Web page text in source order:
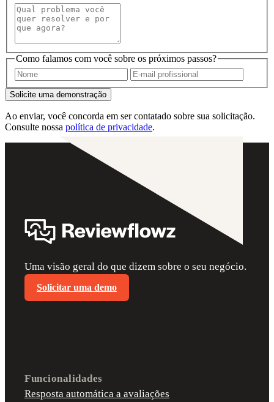
Como falamos com você sobre os próximos passos?
Solicite uma demonstração
Ao enviar, você concorda em ser contatado sobre sua solicitação.
Consulte nossa política de privacidade.
Uma visão geral do que dizem sobre o seu negócio.
Solicitar uma demo
Funcionalidades
Resposta automática a avaliações